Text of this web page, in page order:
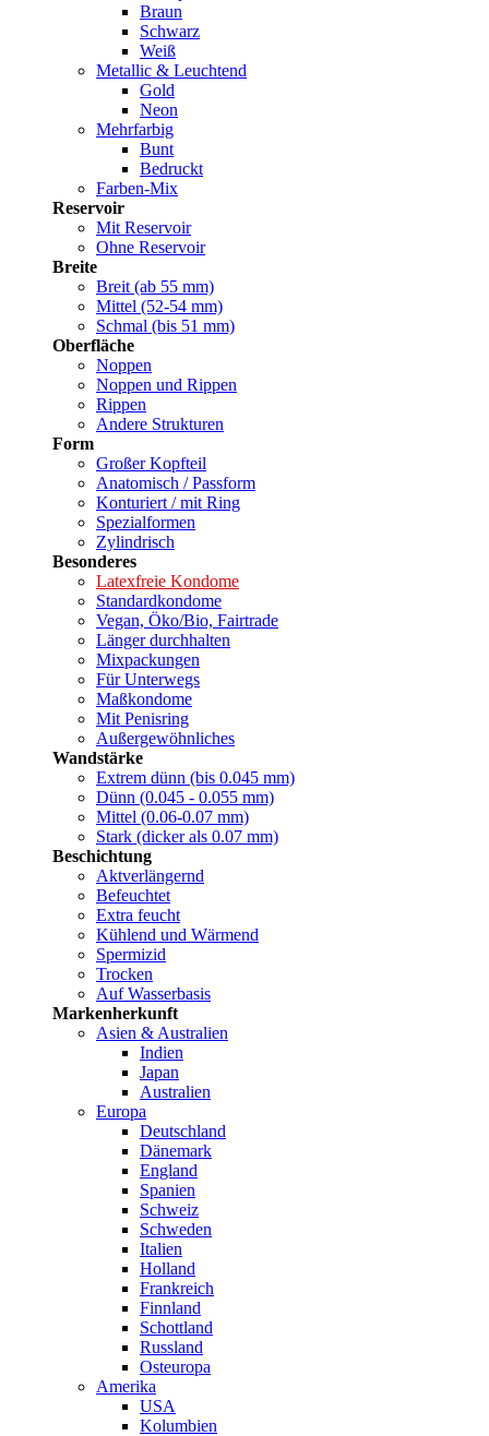
Braun
Schwarz
Weiß
Metallic & Leuchtend
Gold
Neon
Mehrfarbig
Bunt
Bedruckt
Farben-Mix
Reservoir
Mit Reservoir
Ohne Reservoir
Breite
Breit (ab 55 mm)
Mittel (52-54 mm)
Schmal (bis 51 mm)
Oberfläche
Noppen
Noppen und Rippen
Rippen
Andere Strukturen
Form
Großer Kopfteil
Anatomisch / Passform
Konturiert / mit Ring
Spezialformen
Zylindrisch
Besonderes
Latexfreie Kondome
Standardkondome
Vegan, Öko/Bio, Fairtrade
Länger durchhalten
Mixpackungen
Für Unterwegs
Maßkondome
Mit Penisring
Außergewöhnliches
Wandstärke
Extrem dünn (bis 0.045 mm)
Dünn (0.045 - 0.055 mm)
Mittel (0.06-0.07 mm)
Stark (dicker als 0.07 mm)
Beschichtung
Aktverlängernd
Befeuchtet
Extra feucht
Kühlend und Wärmend
Spermizid
Trocken
Auf Wasserbasis
Markenherkunft
Asien & Australien
Indien
Japan
Australien
Europa
Deutschland
Dänemark
England
Spanien
Schweiz
Schweden
Italien
Holland
Frankreich
Finnland
Schottland
Russland
Osteuropa
Amerika
USA
Kolumbien